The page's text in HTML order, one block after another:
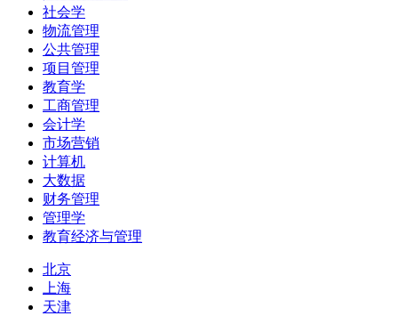
社会学
物流管理
公共管理
项目管理
教育学
工商管理
会计学
市场营销
计算机
大数据
财务管理
管理学
教育经济与管理
北京
上海
天津